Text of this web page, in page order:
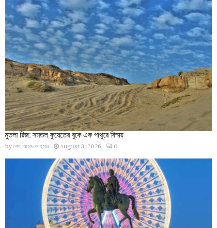
মুতলা রিজ: সমতল কুয়েতের বুকে এক পাথুরে বিস্ময়
by শেখ আহাদ আহসান August 3, 2026 0